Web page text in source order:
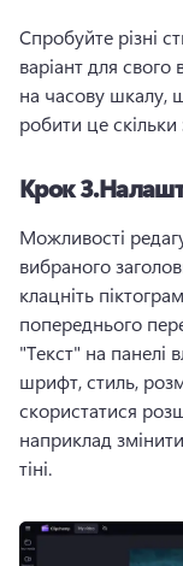
Спробуйте різні
варіант для свого
на часову шкалу,
робити це скільки
Крок
Можливості
вибраного
клацніть
попереднього
"Текст" на панелі
шрифт, стиль,
скористатися
наприклад
тіні.